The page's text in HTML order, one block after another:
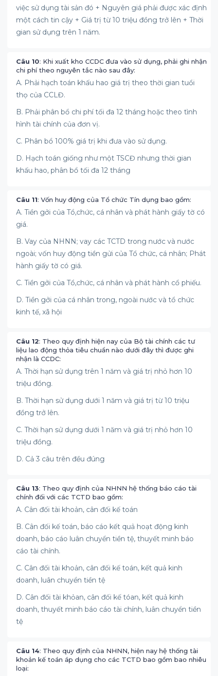
việc sử dụng tài sản đó + Nguyên giá phải được xác định
một cách tin cậy + Giá trị từ 10 triệu đồng trở lên + Thời
gian sử dụng trên 1 năm.
Câu 10: Khi xuất kho CCDC đưa vào sử dụng, phải ghi nhận
chi phí theo nguyên tắc nào sau đây:
A. Phải hạch toán khấu hao giá trị theo thời gian tuổi
thọ của CCLĐ.
B. Phải phân bổ chi phí tối đa 12 tháng hoặc theo tình
hình tài chính của đơn vị.
C. Phân bổ 100% giá trị khi đưa vào sử dụng.
D. Hạch toán giống như một TSCĐ nhưng thời gian
khấu hao, phân bổ tối đa 12 tháng
Câu 11: Vốn huy động của Tổ chức Tín dụng bao gồm:
A. Tiền gởi của Tổ,chức, cá nhân và phát hành giấy tờ có
giá.
B. Vay của NHNN; vay các TCTD trong nước và nước
ngoài; vốn huy động tiền gửi của Tổ chức, cá nhân; Phát
hành giấy tờ có giá.
C. Tiền gởi của Tổ,chức, cá nhân và phát hành cổ phiếu.
D. Tiền gởi của cá nhân trong, ngoài nước và tổ chức
kinh tế, xã hội
Câu 12: Theo quy định hiện nay của Bộ tài chính các tư
liệu lao động thỏa tiêu chuẩn nào dưới đây thì được ghi
nhận là CCDC:
A. Thời hạn sử dụng trên 1 năm và giá trị nhỏ hơn 10
triệu đồng.
B. Thời hạn sử dụng dưới 1 năm và giá trị từ 10 triệu
đồng trở lên.
C. Thời hạn sử dụng dưới 1 năm và giá trị nhỏ hơn 10
triệu đồng.
D. Cả 3 câu trên đều đúng
Câu 13: Theo quy định của NHNN hệ thống báo cáo tài
chính đối với các TCTD bao gồm:
A. Cân đối tài khoản, cân đối kế toán
B. Cân đối kế toán, báo cáo kết quả hoạt động kinh
doanh, báo cáo luân chuyển tiền tệ, thuyết minh báo
cáo tài chính.
C. Cân đối tài khoản, cân đối kế toán, kết quả kinh
doanh, luân chuyển tiền tệ
D. Cân đối tài khỏan, cân đối kế tóan, kết quả kinh
doanh, thuyết minh báo cáo tài chính, luân chuyển tiền
tệ
Câu 14: Theo quy định của NHNN, hiện nay hệ thống tài
khoản kế toán áp dụng cho các TCTD bao gồm bao nhiêu
loại: